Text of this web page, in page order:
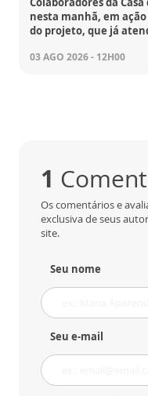
nesta manhã, em ação
do projeto, que já
03 AGO 2026 - 12H00
1
Os comentários e
exclusiva de seus
site.
Seu nome
Seu e-mail